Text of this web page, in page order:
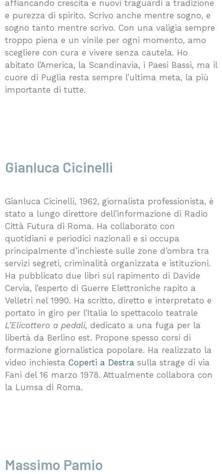
affiancando crescita e nuovi traguardi a tradizione
e purezza di spirito. Scrivo anche mentre sogno, e
sogno tanto mentre scrivo. Con una valigia sempre
troppo piena e un vinile per ogni momento, amo
scegliere con cura e vivere senza cautela. Ho
abitato l’America, la Scandinavia, i Paesi Bassi, ma il
cuore di Puglia resta sempre l’ultima meta, la più
importante di tutte.
Gianluca Cicinelli
Gianluca Cicinelli, 1962, giornalista professionista, è
stato a lungo direttore dell’informazione di Radio
Città Futura di Roma. Ha collaborato con
quotidiani e periodici nazionali e si occupa
principalmente d’inchieste sulle zone d’ombra tra
servizi segreti, criminalità organizzata e istituzioni.
Ha pubblicato due libri sul rapimento di Davide
Cervia, l’esperto di Guerre Elettroniche rapito a
Velletri nel 1990. Ha scritto, diretto e interpretato e
portato in giro per l’Italia lo spettacolo teatrale
L’Elicottero a pedali, dedicato a una fuga per la
libertà da Berlino est. Propone spesso corsi di
formazione giornalistica popolare. Ha realizzato la
video inchiesta Coperti a Destra sulla strage di via
Fani del 16 marzo 1978. Attualmente collabora con
la Lumsa di Roma.
Massimo Pamio